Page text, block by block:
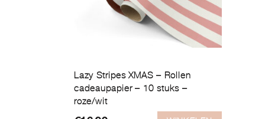
Lazy Stripes XMAS – Rollen
cadeaupapier – 10 stuks –
roze/wit